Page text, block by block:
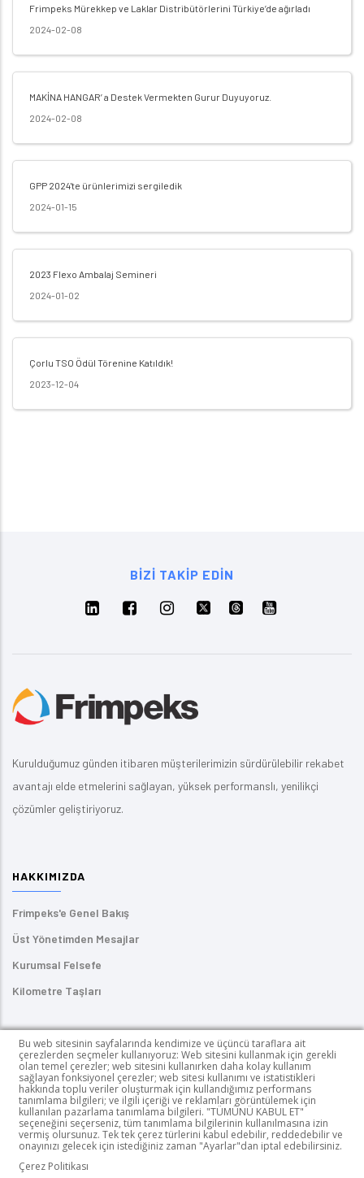
Frimpeks Mürekkep ve Laklar Distribütörlerini Türkiye’de ağırladı
2024-02-08
MAKİNA HANGAR’ a Destek Vermekten Gurur Duyuyoruz.
2024-02-08
GPP 2024'te ürünlerimizi sergiledik
2024-01-15
2023 Flexo Ambalaj Semineri
2024-01-02
Çorlu TSO Ödül Törenine Katıldık!
2023-12-04
BIZI TAKIP EDIN
Kurulduğumuz günden itibaren müşterilerimizin sürdürülebilir rekabet
avantajı elde etmelerini sağlayan, yüksek performanslı, yenilikçi
çözümler geliştiriyoruz.
HAKKIMIZDA
Frimpeks'e Genel Bakış
Üst Yönetimden Mesajlar
Kurumsal Felsefe
Kilometre Taşları
ÜRÜNLERIMIZ
Kendinden Yapışkanlı Etiketler
UV Mürekkepler
PUR HotMelt Yapıştırıcılar
Ahşap Kaplama Kimyasalları
Bu web sitesinin sayfalarında kendimize ve üçüncü taraflara ait
çerezlerden seçmeler kullanıyoruz: Web sitesini kullanmak için gerekli
olan temel çerezler; web sitesini kullanırken daha kolay kullanım
sağlayan fonksiyonel çerezler; web sitesi kullanımı ve istatistikleri
hakkında toplu veriler oluşturmak için kullandığımız performans
tanımlama bilgileri; ve ilgili içeriği ve reklamları görüntülemek için
kullanılan pazarlama tanımlama bilgileri. "TÜMÜNÜ KABUL ET"
seçeneğini seçerseniz, tüm tanımlama bilgilerinin kullanılmasına izin
vermiş olursunuz. Tek tek çerez türlerini kabul edebilir, reddedebilir ve
onayınızı gelecek için istediğiniz zaman "Ayarlar"dan iptal edebilirsiniz.
Çerez Politikası